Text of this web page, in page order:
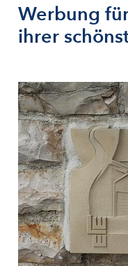
Werbung
ihrer